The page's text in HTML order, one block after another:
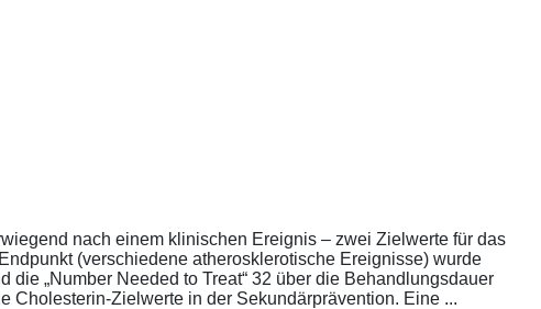
nach einem klinischen Ereignis – zwei Zielwerte für das
(verschiedene atherosklerotische Ereignisse) wurde
„Number Needed to Treat“ 32 über die Behandlungsdauer
Cholesterin-Zielwerte in der Sekundärprävention. Eine ...